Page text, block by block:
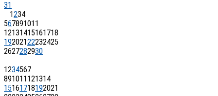
31
1234
567891011
12131415161718
19202122232425
2627282930
1234567
891011 121314
15161718192021